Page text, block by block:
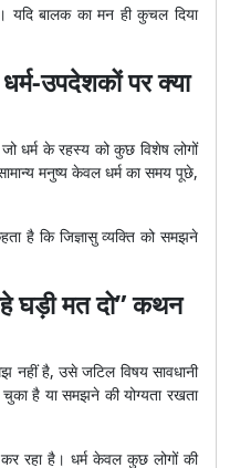
यदि बालक का मन ही कुचल दिया
उपदेशकों पर क्या
धर्म के रहस्य को कुछ विशेष लोगों
मनुष्य केवल धर्म का समय पूछे,
है कि जिज्ञासु व्यक्ति को समझने
घड़ी मत दो” कथन
है, उसे जटिल विषय सावधानी
है या समझने की योग्यता रखता
रहा है। धर्म केवल कुछ लोगों की